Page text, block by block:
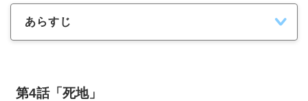
あらすじ
第4話「死地」